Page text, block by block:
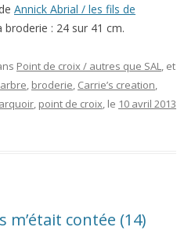
Annick Abrial / les fils de
broderie : 24 sur 41 cm.
Point de croix / autres que SAL, et
arbre, broderie, Carrie’s creation,
, point de croix, le 10 avril 2013
m’était contée (14)